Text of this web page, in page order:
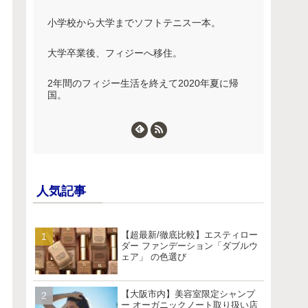
小学校から大学までソフトテニス一本。
大学卒業後、フィジーへ移住。
2年間のフィジー生活を終えて2020年夏に帰
国。
人気記事
【超最新/徹底比較】エスティロー
ダー ファンデーション「ダブルウ
ェア」 の色選び
【大阪市内】美容室限定シャンプ
ー オーガニックノート取り扱い店